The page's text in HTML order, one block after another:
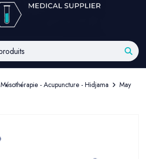
Mésothérapie - Acupuncture - Hidjama
May